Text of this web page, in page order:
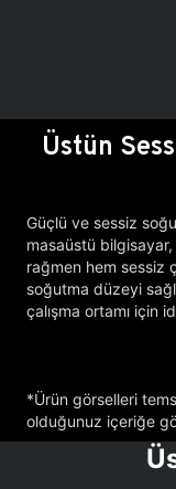
Üstün
Güçlü ve sessiz
masaüstü bilgisayar,
rağmen hem sessiz
soğutma düzeyi
çalışma ortamı için
*Ürün görselleri
olduğunuz içeriğe